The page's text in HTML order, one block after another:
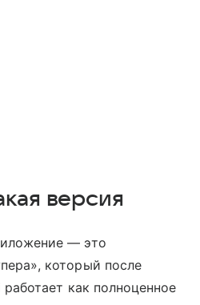
версия
— это
который после
как полноценное